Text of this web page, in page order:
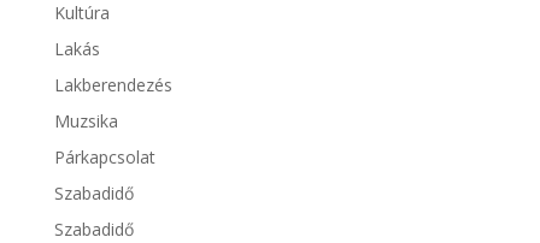
Kultúra
Lakás
Lakberendezés
Muzsika
Párkapcsolat
Szabadidő
Szabadidő